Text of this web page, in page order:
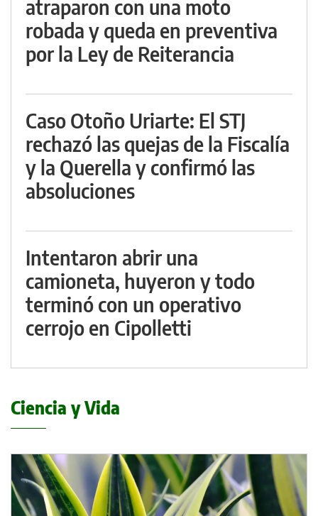
atraparon con una moto
robada y queda en preventiva
por la Ley de Reiterancia
Caso Otoño Uriarte: El STJ
rechazó las quejas de la Fiscalía
y la Querella y confirmó las
absoluciones
Intentaron abrir una
camioneta, huyeron y todo
terminó con un operativo
cerrojo en Cipolletti
Ciencia y Vida